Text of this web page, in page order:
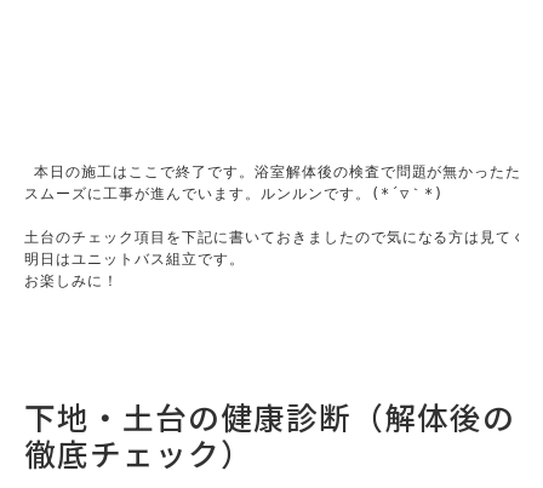
本日の施工はここで終了です。浴室解体後の検査で問題が無かったため
スムーズに工事が進んでいます。ルンルンです。(*´▽｀*)
土台のチェック項目を下記に書いておきましたので気になる方は見てく
明日はユニットバス組立です。
お楽しみに！
下地・土台の健康診断（解体後の
徹底チェック）